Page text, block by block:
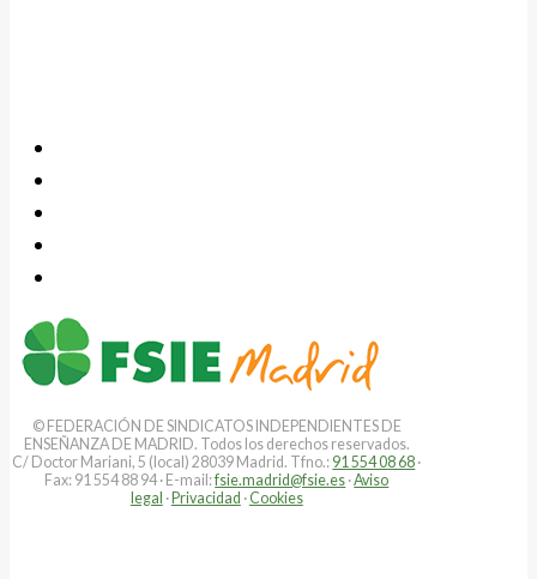
© FEDERACIÓN DE SINDICATOS INDEPENDIENTES DE
ENSEÑANZA DE MADRID. Todos los derechos reservados.
C/ Doctor Mariani, 5 (local) 28039 Madrid. Tfno.: 91 554 08 68 ·
Fax: 91 554 88 94 · E-mail:fsie.madrid@fsie.es ·Aviso
legal ·Privacidad · Cookies